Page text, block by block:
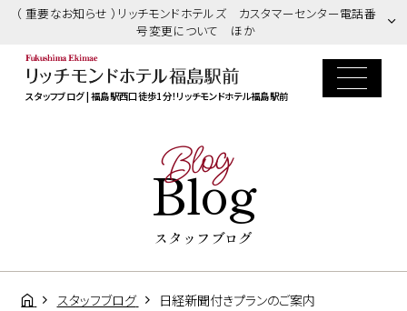
（ 重要なお知らせ ）リッチモンドホテルズ カスタマーセンター電話番
号変更について ほか
スタッフブログ | 福島駅西口徒歩1分！リッチモンドホテル福島駅前
Blog
Blog
スタッフブログ
スタッフブログ 日経新聞付きプランのご案内